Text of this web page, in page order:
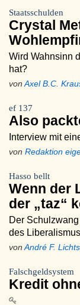
Staatsschulden
Crystal
Wird Wahnsinn
hat?
von Axel B.C.
ef 137
Also
Interview mit
von Redaktion
Hasso bellt
Wenn der
der „taz“
Der
des
von André F.
Falschgeldsystem
Kredit